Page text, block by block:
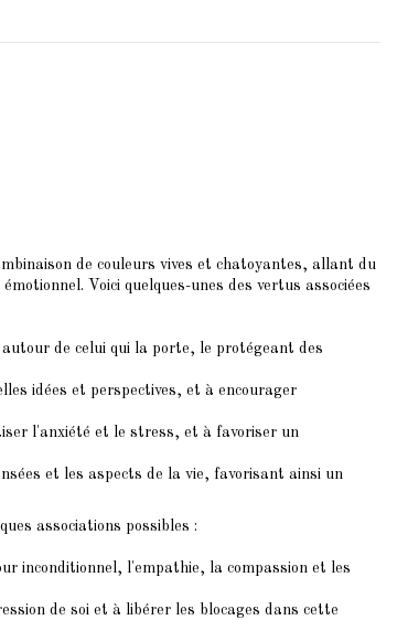
de couleurs vives et chatoyantes, allant du
Voici quelques-unes des vertus associées
de celui qui la porte, le protégeant des
idées et perspectives, et à encourager
l'anxiété et le stress, et à favoriser un
et les aspects de la vie, favorisant ainsi un
associations possibles :
inconditionnel, l'empathie, la compassion et les
de soi et à libérer les blocages dans cette